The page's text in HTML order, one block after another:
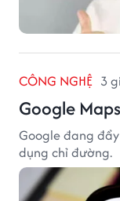
CÔNG NGHỆ 3
Google
Google đang
dụng chỉ đường.